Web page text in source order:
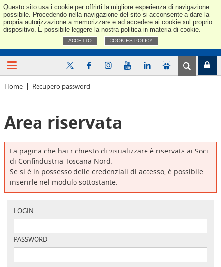
Questo sito usa i cookie per offrirti la migliore esperienza di navigazione
possibile. Procedendo nella navigazione del sito si acconsente a dare la
propria autorizzazione a memorizzare e ad accedere ai cookie sul proprio
dispositivo. È possibile leggere la nostra politica in materia di cookie.
ACCETTO COOKIES POLICY
Home Recupero password
Area riservata
La pagina che hai richiesto di visualizzare è riservata ai Soci
di Confindustria Toscana Nord.
Se si è in possesso delle credenziali di accesso, è possibile
inserirle nel modulo sottostante.
LOGIN
PASSWORD